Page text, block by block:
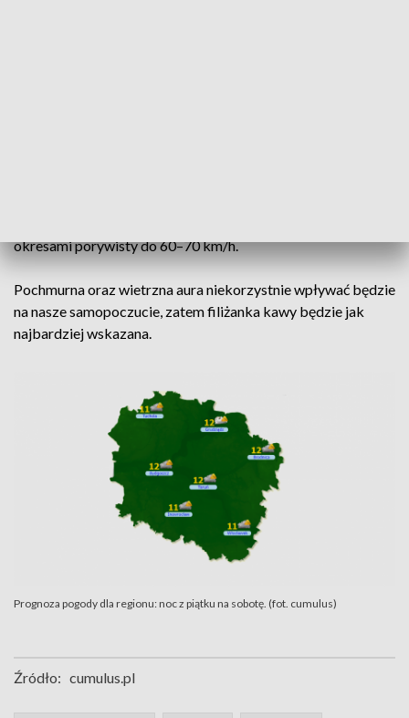
okresami porywisty do 60–70 km/h.
Pochmurna oraz wietrzna aura niekorzystnie wpływać będzie
na nasze samopoczucie, zatem filiżanka kawy będzie jak
najbardziej wskazana.
Prognoza pogody dla regionu: noc z piątku na sobotę. (fot. cumulus)
Źródło: cumulus.pl